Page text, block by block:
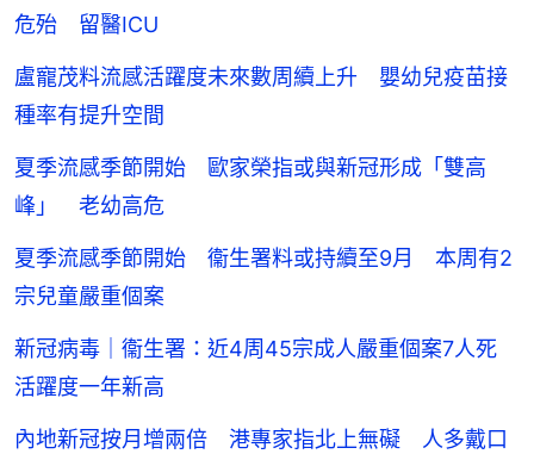
危殆 留醫ICU
盧寵茂料流感活躍度未來數周續上升 嬰幼兒疫苗接
種率有提升空間
夏季流感季節開始 歐家榮指或與新冠形成「雙高
峰」 老幼高危
夏季流感季節開始 衞生署料或持續至9月 本周有2
宗兒童嚴重個案
新冠病毒｜衞生署：近4周45宗成人嚴重個案7人死
活躍度一年新高
內地新冠按月增兩倍 港專家指北上無礙 人多戴口